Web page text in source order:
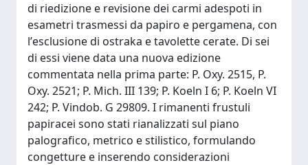
di riedizione e revisione dei carmi adespoti in
esametri trasmessi da papiro e pergamena, con
lʼesclusione di ostraka e tavolette cerate. Di sei
di essi viene data una nuova edizione
commentata nella prima parte: P. Oxy. 2515, P.
Oxy. 2521; P. Mich. III 139; P. Koeln I 6; P. Koeln VI
242; P. Vindob. G 29809. I rimanenti frustuli
papiracei sono stati rianalizzati sul piano
palograﬁco, metrico e stilistico, formulando
congetture e inserendo considerazioni